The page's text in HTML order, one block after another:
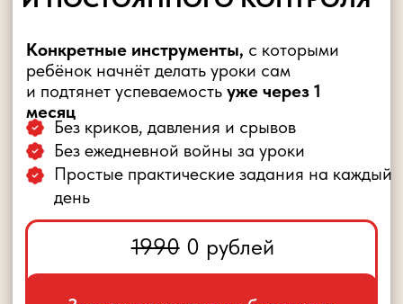
19900 рублей
Сразу после регистрации получите
5 лайфхаков
учиться без напоминаний
Простые практические задания на каждый
день
месяц
Зарегистрироваться бесплатно